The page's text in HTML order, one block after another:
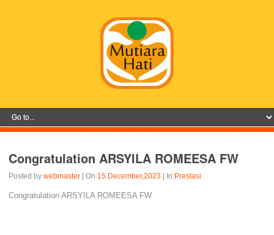
Congratulation ARSYILA ROMEESA FW
Posted bywebmaster | On 15 December,2023 | In Prestasi
Congratulation ARSYILA ROMEESA FW